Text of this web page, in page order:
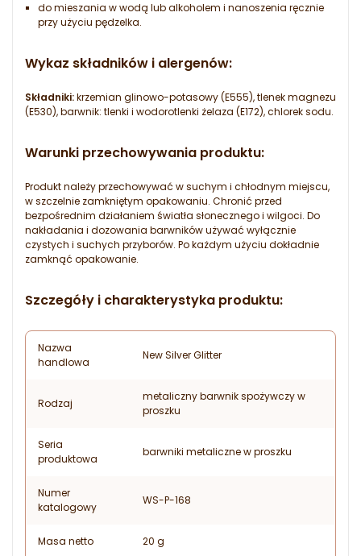
do mieszania w wodą lub alkoholem i nanoszenia ręcznie
przy użyciu pędzelka.
Wykaz składników i alergenów:
Składniki:krzemian glinowo-potasowy (E555), tlenek magnezu
(E530), barwnik: tlenki i wodorotlenki żelaza (E172), chlorek sodu.
Warunki przechowywania produktu:
Produkt należy przechowywać w suchym i chłodnym miejscu,
w szczelnie zamkniętym opakowaniu. Chronić przed
bezpośrednim działaniem światła słonecznego i wilgoci. Do
nakładania i dozowania barwników używać wyłącznie
czystych i suchych przyborów. Po każdym użyciu dokładnie
zamknąć opakowanie.
Szczegóły i charakterystyka produktu:
Nazwa
handlowa
New Silver Glitter
Rodzaj
metaliczny barwnik spożywczy w
proszku
Seria
produktowa
barwniki metaliczne w proszku
Numer
katalogowy
WS-P-168
Masa netto 20 g